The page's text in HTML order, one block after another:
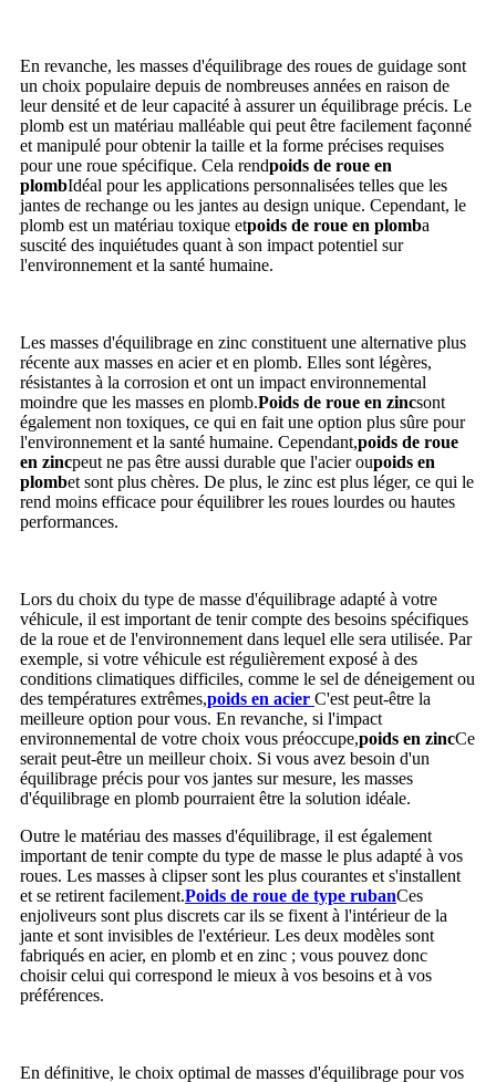
En revanche, les masses d'équilibrage des roues de guidage sont
un choix populaire depuis de nombreuses années en raison de
leur densité et de leur capacité à assurer un équilibrage précis. Le
plomb est un matériau malléable qui peut être facilement façonné
et manipulé pour obtenir la taille et la forme précises requises
pour une roue spécifique. Cela rendpoids de roue en
plombIdéal pour les applications personnalisées telles que les
jantes de rechange ou les jantes au design unique. Cependant, le
plomb est un matériau toxique etpoids de roue en plomba
suscité des inquiétudes quant à son impact potentiel sur
l'environnement et la santé humaine.
Les masses d'équilibrage en zinc constituent une alternative plus
récente aux masses en acier et en plomb. Elles sont légères,
résistantes à la corrosion et ont un impact environnemental
moindre que les masses en plomb.Poids de roue en zincsont
également non toxiques, ce qui en fait une option plus sûre pour
l'environnement et la santé humaine. Cependant,poids de roue
en zincpeut ne pas être aussi durable que l'acier oupoids en
plombet sont plus chères. De plus, le zinc est plus léger, ce qui le
rend moins efficace pour équilibrer les roues lourdes ou hautes
performances.
Lors du choix du type de masse d'équilibrage adapté à votre
véhicule, il est important de tenir compte des besoins spécifiques
de la roue et de l'environnement dans lequel elle sera utilisée. Par
exemple, si votre véhicule est régulièrement exposé à des
conditions climatiques difficiles, comme le sel de déneigement ou
des températures extrêmes,poids en acier C'est peut-être la
meilleure option pour vous. En revanche, si l'impact
environnemental de votre choix vous préoccupe,poids en zincCe
serait peut-être un meilleur choix. Si vous avez besoin d'un
équilibrage précis pour vos jantes sur mesure, les masses
d'équilibrage en plomb pourraient être la solution idéale.
Outre le matériau des masses d'équilibrage, il est également
important de tenir compte du type de masse le plus adapté à vos
roues. Les masses à clipser sont les plus courantes et s'installent
et se retirent facilement.Poids de roue de type rubanCes
enjoliveurs sont plus discrets car ils se fixent à l'intérieur de la
jante et sont invisibles de l'extérieur. Les deux modèles sont
fabriqués en acier, en plomb et en zinc ; vous pouvez donc
choisir celui qui correspond le mieux à vos besoins et à vos
préférences.
En définitive, le choix optimal de masses d'équilibrage pour vos